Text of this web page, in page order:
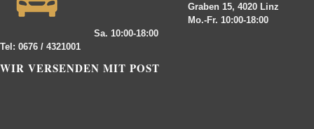
Graben 15, 4020 Linz
Mo.-Fr. 10:00-18:00
Sa. 10:00-18:00
Tel: 0676 / 4321001
WIR VERSENDEN MIT POST